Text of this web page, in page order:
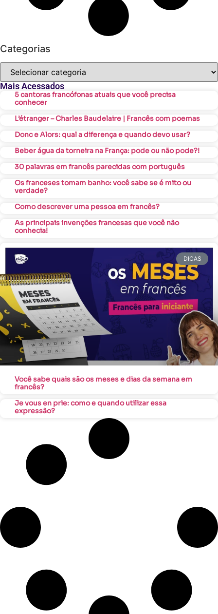
Categorias
Mais Acessados
5 cantoras francófonas atuais que você precisa
conhecer
L’étranger – Charles Baudelaire | Francês com poemas
Donc e Alors: qual a diferença e quando devo usar?
Beber água da torneira na França: pode ou não pode?!
30 palavras em francês parecidas com português
Os franceses tomam banho: você sabe se é mito ou
verdade?
Como descrever uma pessoa em francês?
As principais invenções francesas que você não
conhecia!
DICAS
Você sabe quais são os meses e dias da semana em
francês?
Je vous en prie: como e quando utilizar essa
expressão?